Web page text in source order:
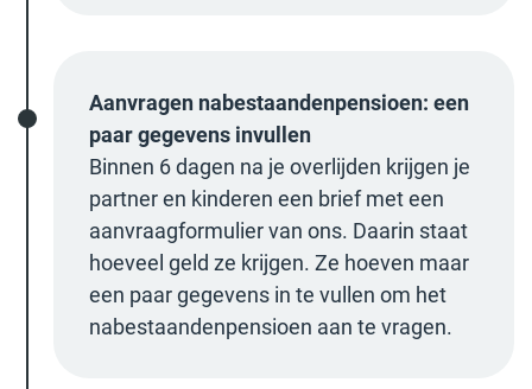
Aanvragen nabestaandenpensioen: een
paar gegevens invullen
Binnen 6 dagen na je overlijden krijgen je
partner en kinderen een brief met een
aanvraagformulier van ons. Daarin staat
hoeveel geld ze krijgen. Ze hoeven maar
een paar gegevens in te vullen om het
nabestaandenpensioen aan te vragen.